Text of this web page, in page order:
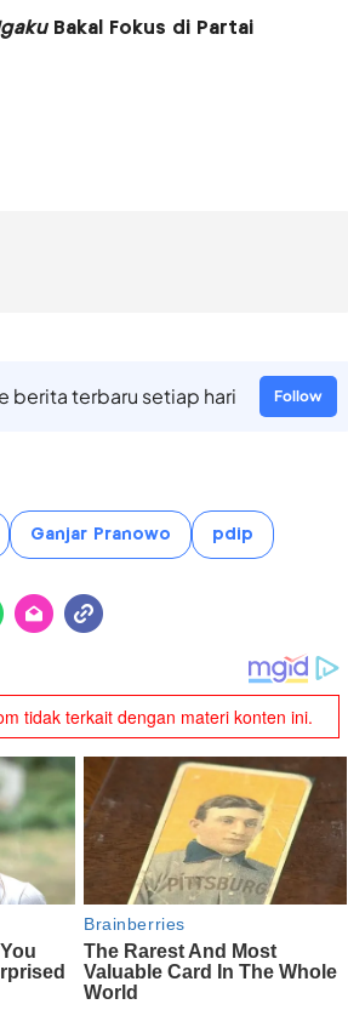
Bakal Fokus di Partai
berita terbaru setiap hari Follow
Ganjar Pranowo pdip